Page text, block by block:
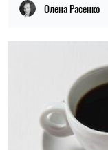
Олена Расенко